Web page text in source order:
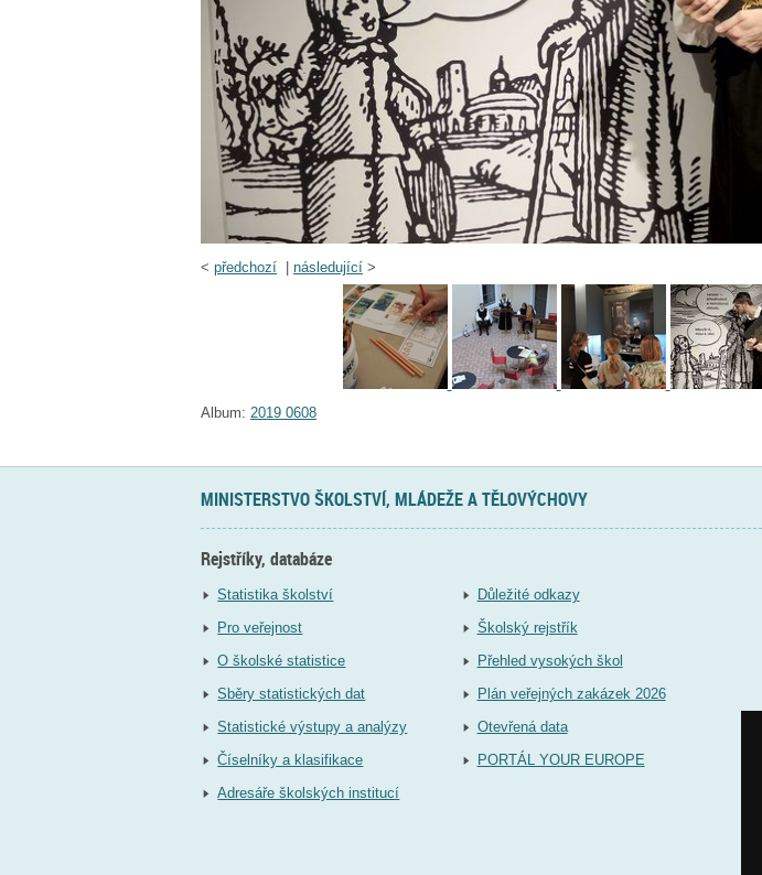
< předchozí následující >
Album: 2019 0608
MINISTERSTVO ŠKOLSTVÍ, MLÁDEŽE A TĚLOVÝCHOVY
Rejstříky, databáze
Statistika školství
Pro veřejnost
O školské statistice
Sběry statistických dat
Statistické výstupy a analýzy
Číselníky a klasifikace
Adresáře školských institucí
Důležité odkazy
Školský rejstřík
Přehled vysokých škol
Plán veřejných zakázek 2026
Otevřená data
PORTÁL YOUR EUROPE